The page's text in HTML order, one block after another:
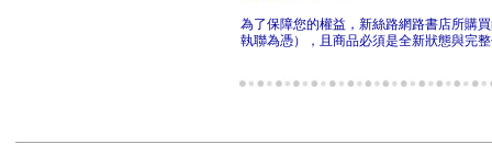
為了保障您的權益，新絲路網路書店所購
執聯為憑），且商品必須是全新狀態與完